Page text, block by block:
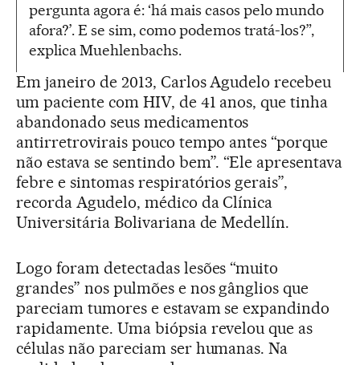
pergunta agora é: ‘há mais casos pelo mundo
afora?’. E se sim, como podemos tratá-los?”,
explica Muehlenbachs.
Em janeiro de 2013, Carlos Agudelo recebeu
um paciente com HIV, de 41 anos, que tinha
abandonado seus medicamentos
antirretrovirais pouco tempo antes “porque
não estava se sentindo bem”. “Ele apresentava
febre e sintomas respiratórios gerais”,
recorda Agudelo, médico da Clínica
Universitária Bolivariana de Medellín.
Logo foram detectadas lesões “muito
grandes” nos pulmões e nos gânglios que
pareciam tumores e estavam se expandindo
rapidamente. Uma biópsia revelou que as
células não pareciam ser humanas. Na